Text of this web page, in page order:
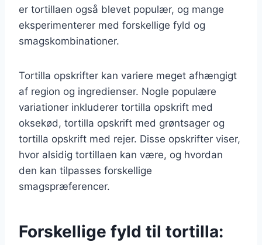
er tortillaen også blevet populær, og mange
eksperimenterer med forskellige fyld og
smagskombinationer.
Tortilla opskrifter kan variere meget afhængigt
af region og ingredienser. Nogle populære
variationer inkluderer tortilla opskrift med
oksekød, tortilla opskrift med grøntsager og
tortilla opskrift med rejer. Disse opskrifter viser,
hvor alsidig tortillaen kan være, og hvordan
den kan tilpasses forskellige
smagspræferencer.
Forskellige fyld til tortilla: